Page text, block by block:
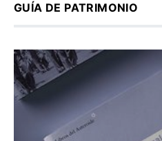
GUÍA DE PATRIMONIO